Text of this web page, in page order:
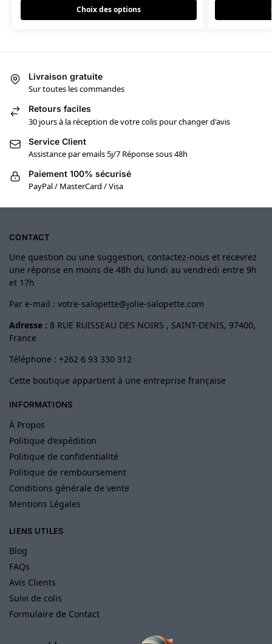
Choix des options
Livraison gratuite
Sur toutes les commandes
Retours faciles
30 jours à la réception de votre colis pour changer d'avis
Service Client
Assistance par emails 5j/7 Réponse sous 48h
Paiement 100% sécurisé
PayPal / MasterCard / Visa
CONTACT
Une question ou une suggestion, contactez-nous et recevrez
une réponse en moins de 48h du lundi au vendredi entre 9h
et 17h
Par e-mail : votre-salopette@jolie-salopette.com
Adresse : 8 RUE RUISSEAU DES NOIRS , SAINT-DENIS, 97400,
France
Téléphone : +262 6 93 330 312
Cette boutique appartient à une entreprise française
INFORMATIONS
À Propos
Politique d’expédition
Politique de confidentialité
Politique de remboursement
Conditions générale de vente
Mentions Légales
LIENS UTILES
Blog
FAQs
Avis Clients
Suivi de colis
Formulaire de Contact